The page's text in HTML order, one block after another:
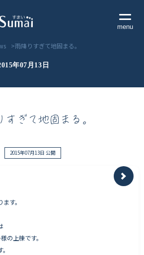
menu
能
いて
情報
雨降りすぎて地固まる。
年07月13日
すぎて地固まる。
2015年07月13日 公開
す。
の上棟です。